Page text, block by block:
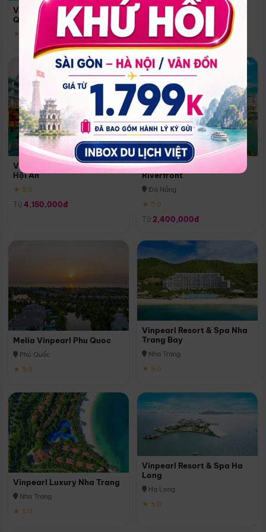
Vinpearl Resort & Spa Phu
Quoc
★ 5.0
Quoc
Phú Quốc
★ 5.0
Vinpearl Resort & Golf Nam
Hội An
★ 5.0
Từ 4,150,000đ
Melia Vinpearl Danang
Riverfront
Đà Nẵng
★ 5.0
Từ 2,400,000đ
Melia Vinpearl Phu Quoc
Phú Quốc
★ 5.0
Vinpearl Resort & Spa Nha
Trang Bay
Nha Trang
★ 5.0
Vinpearl Luxury Nha Trang
Nha Trang
★ 5.0
Vinpearl Resort & Spa Ha
Long
Hạ Long
★ 5.0